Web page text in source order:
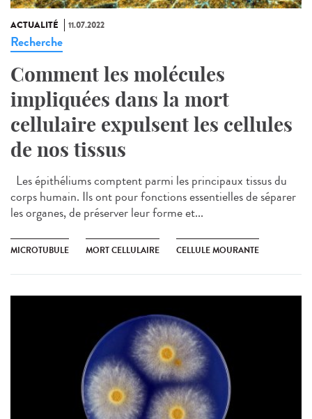
ACTUALITÉ 11.07.2022
Recherche
Comment les molécules
impliquées dans la mort
cellulaire expulsent les cellules
de nos tissus
Les épithéliums comptent parmi les principaux tissus du
corps humain. Ils ont pour fonctions essentielles de séparer
les organes, de préserver leur forme et...
MICROTUBULE MORT CELLULAIRE CELLULE MOURANTE